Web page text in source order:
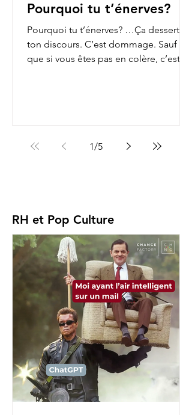
Pourquoi tu t’énerves?
Pourquoi tu t’énerves? …Ça dessert
ton discours. C’est dommage. Sauf
que si vous êtes pas en colère, c’est
1/5
RH et Pop Culture